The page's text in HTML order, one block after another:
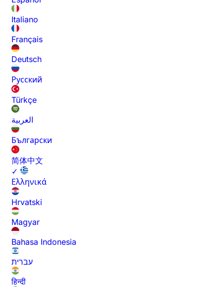
Italiano
Français
Deutsch
Русский
Türkçe
العربية
Български
简体中文
✓
Ελληνικά
Hrvatski
Magyar
Bahasa Indonesia
עברית
हिन्दी